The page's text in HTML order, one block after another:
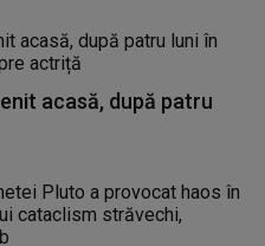
acasă, după patru